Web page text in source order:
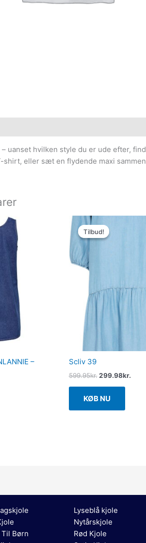
uanset hvilken style du er ude efter,
shirt, eller sæt en flydende maxi
–
Tilbud!
Tilbud!
Scliv 39
599.95kr.
oprindelige
pris
299.98kr.
KØB NU
Børn
Lyseblå kjole
Nytårskjole
Rød Kjole